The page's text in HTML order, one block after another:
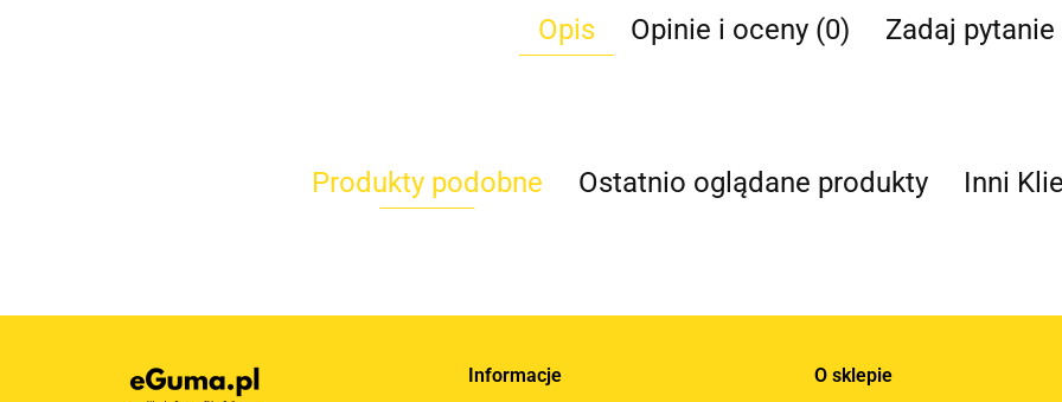
Opis Opinie i oceny (0) Zadaj pytanie
Produkty podobne Ostatnio oglądane produkty Inni
Informacje O sklepie